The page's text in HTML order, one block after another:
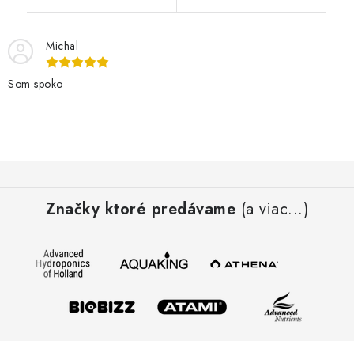
Michal
Som spoko
Značky ktoré predávame (a viac...)